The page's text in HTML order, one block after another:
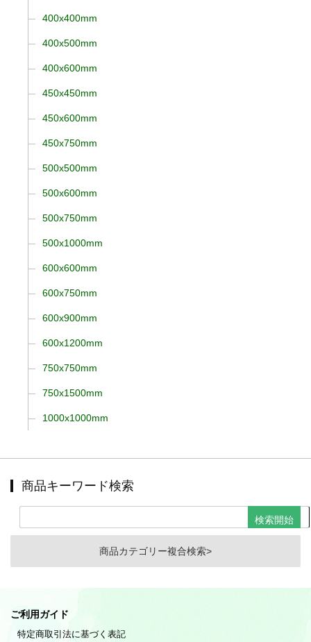
400x400mm
400x500mm
400x600mm
450x450mm
450x600mm
450x750mm
500x500mm
500x600mm
500x750mm
500x1000mm
600x600mm
600x750mm
600x900mm
600x1200mm
750x750mm
750x1500mm
1000x1000mm
商品キーワード検索
商品カテゴリー複合検索>
ご利用ガイド
特定商取引法に基づく表記